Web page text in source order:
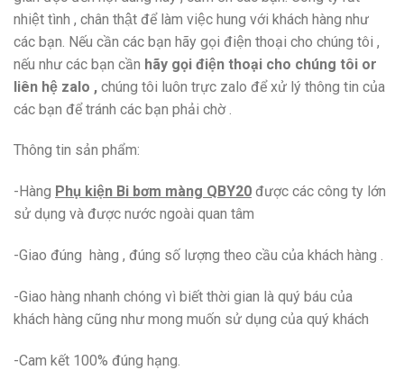
nhiệt tình , chân thật để làm việc hung với khách hàng như
các bạn. Nếu cần các bạn hãy gọi điện thoại cho chúng tôi ,
nếu như các bạn cần hãy gọi điện thoại cho chúng tôi or
liên hệ zalo , chúng tôi luôn trực zalo để xử lý thông tin của
các bạn để tránh các bạn phải chờ .
Thông tin sản phẩm:
-Hàng Phụ kiện Bi bơm màng QBY20 được các công ty lớn
sử dụng và được nước ngoài quan tâm
-Giao đúng hàng , đúng số lượng theo cầu của khách hàng .
-Giao hàng nhanh chóng vì biết thời gian là quý báu của
khách hàng cũng như mong muốn sử dụng của quý khách
-Cam kết 100% đúng hạng.